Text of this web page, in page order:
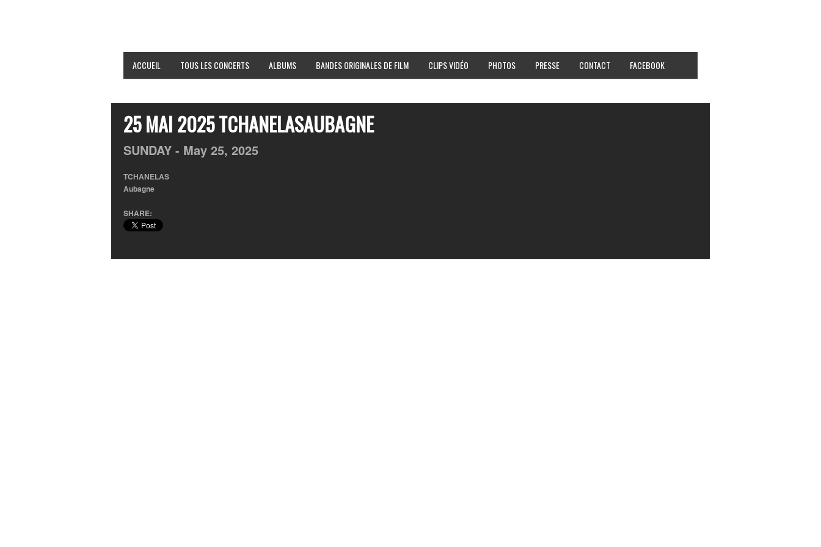
ACCUEIL TOUS LES CONCERTS ALBUMS BANDES ORIGINALES DE FILM CLIPS VIDÉO PHOTOS PRESSE CONTACT FACEBOOK
25 MAI 2025 TCHANELASAUBAGNE
SUNDAY - May 25, 2025
TCHANELAS
Aubagne
SHARE: